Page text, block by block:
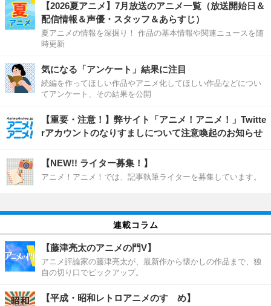
【2026夏アニメ】7月放送のアニメ一覧（放送開始日＆
配信情報＆声優・スタッフ＆あらすじ）
夏アニメの情報を深掘り！ 作品の基本情報や関連ニュースを随
時更新
気になる「アンケート」結果に注目
続編を作ってほしい作品やアニメ化してほしい作品などについ
てアンケート、その結果を公開
【重要・注意！】弊サイト「アニメ！アニメ！」Twitte
rアカウントのなりすましについて注意喚起のお知らせ
【NEW!! ライター募集！】
アニメ！アニメ！では、記事執筆ライターを募集しています。
連載コラム
【藤津亮太のアニメの門V】
アニメ評論家の藤津亮太が、最新作から懐かしの作品まで、独
自の切り口でピックアップ。
【平成・昭和レトロアニメのすゝめ】